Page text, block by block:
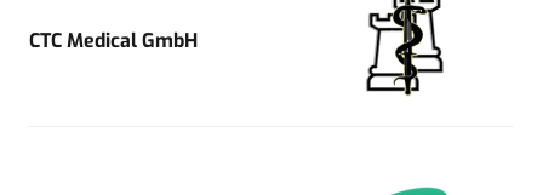
CTC Medical GmbH